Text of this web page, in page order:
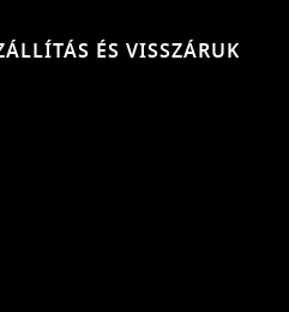
ÉS VISSZÁRUK